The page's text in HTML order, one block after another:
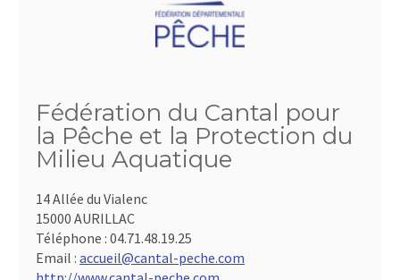
Fédération du Cantal pour
la Pêche et la Protection du
Milieu Aquatique
14 Allée du Vialenc
15000 AURILLAC
Téléphone : 04.71.48.19.25
Email : accueil@cantal-peche.com